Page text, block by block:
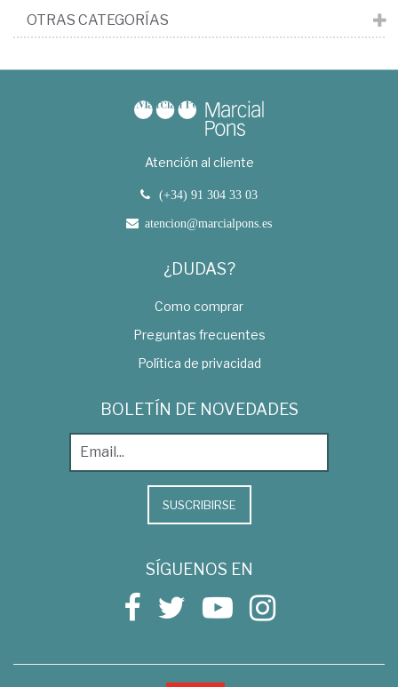
OTRAS CATEGORÍAS
Atención al cliente
(+34) 91 304 33 03
atencion@marcialpons.es
¿DUDAS?
Como comprar
Preguntas frecuentes
Política de privacidad
BOLETÍN DE NOVEDADES
SUSCRIBIRSE
SÍGUENOS EN